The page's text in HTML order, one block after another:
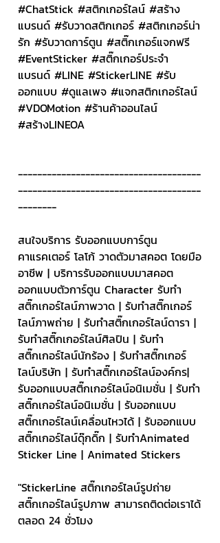
#ChatStick #สติกเกอร์ไลน์ #สร้าง
แบรนด์ #รับวาดสติกเกอร์ #สติกเกอร์น่า
รัก #รับวาดการ์ตูน #สติ๊กเกอร์แจกฟรี
#EventSticker #สติ๊กเกอร์ประจำ
แบรนด์ #LINE #StickerLINE #รับ
ออกแบบ #ดูแลเพจ #แจกสติกเกอร์ไลน์
#VDOMotion #ร้านค้าออนไลน์
#สร้างLINEOA
--------------------------------------
--------------------------------------
--------
สนใจบริการ รับออกแบบการ์ตูน
คาแรคเตอร์ โลโก้ วาดตัวมาสคอต โดยมือ
อาชีพ | บริการรับออกแบบมาสคอต
ออกแบบตัวการ์ตูน Character รับทำ
สติ๊กเกอร์ไลน์ภาพวาด | รับทำสติ๊กเกอร์
ไลน์ภาพถ่าย | รับทำสติ๊กเกอร์ไลน์ดารา |
รับทำสติ๊กเกอร์ไลน์ศิลปิน | รับทำ
สติ๊กเกอร์ไลน์นักร้อง | รับทำสติ๊กเกอร์
ไลน์บริษัท | รับทำสติ๊กเกอร์ไลน์องค์กร|
รับออกแบบสติ๊กเกอร์ไลน์อนิเมชั่น | รับทำ
สติ๊กเกอร์ไลน์อนิเมชั่น | รับออกแบบ
สติ๊กเกอร์ไลน์เคลื่อนไหวได้ | รับออกแบบ
สติ๊กเกอร์ไลน์ดุ๊กดิ๊ก | รับทำAnimated
Sticker Line | Animated Stickers
"StickerLine สติ๊กเกอร์ไลน์รูปถ่าย
สติ๊กเกอร์ไลน์รูปภาพ สามารถติดต่อเราได้
ตลอด 24 ชั่วโมง